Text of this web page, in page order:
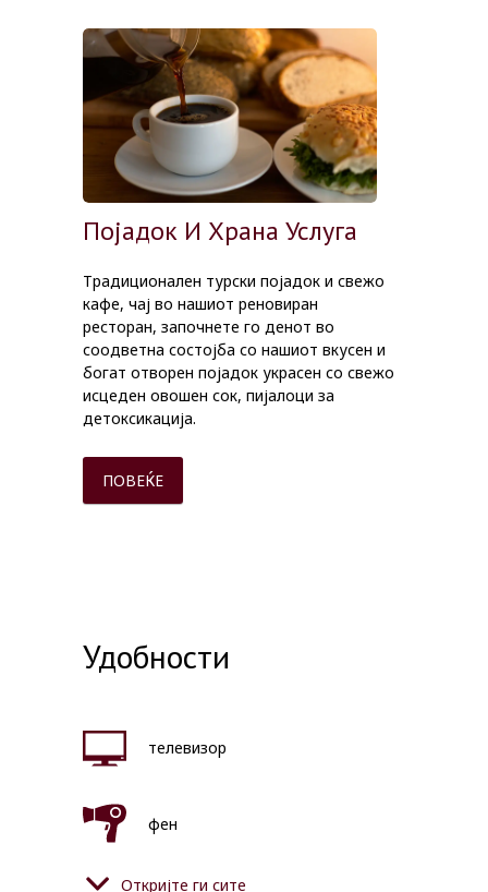
Појадок И Храна Услуга
Традиционален турски појадок и свежо
кафе, чај во нашиот реновиран
ресторан, започнете го денот во
соодветна состојба со нашиот вкусен и
богат отворен појадок украсен со свежо
исцеден овошен сок, пијалоци за
детоксикација.
ПОВЕЌЕ
Удобности
телевизор
фен
Откријте ги сите